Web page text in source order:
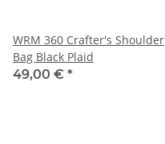
WRM 360 Crafter's Shoulder
Bag Black Plaid
49,00 € *